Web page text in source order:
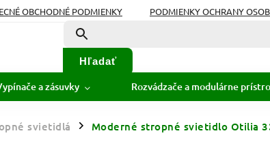
OBCHODNÉ PODMIENKY PODMIENKY OCHRANY
Hľadať
a zásuvky Rozvádzače a modulárne
svietidlá / Moderné stropné svietidlo Otilia